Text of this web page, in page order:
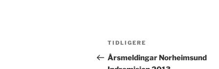
Innleggsnavigasjon
Forrige
innlegg
TIDLIGERE
Årsmeldingar Norheimsund